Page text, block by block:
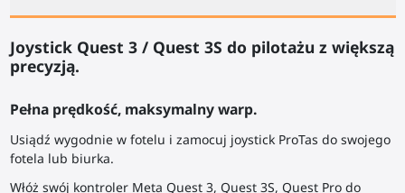
Joystick Quest 3 / Quest 3S do pilotażu z większą
precyzją.
Pełna prędkość, maksymalny warp.
Usiądź wygodnie w fotelu i zamocuj joystick ProTas do swojego
fotela lub biurka.
Włóż swój kontroler Meta Quest 3, Quest 3S, Quest Pro do